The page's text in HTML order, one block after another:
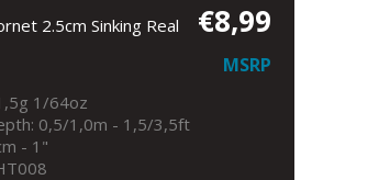
2.5cm Sinking Real
€8,99
MSRP
1/64oz
0,5/1,0m - 1,5/3,5ft
- 1"